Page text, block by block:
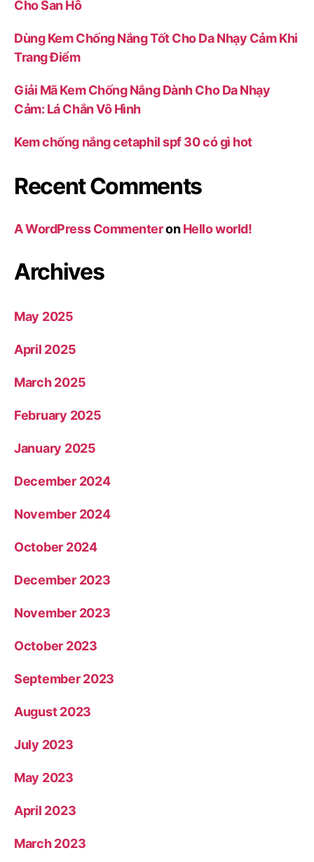
Cho San Hô
Dùng Kem Chống Nắng Tốt Cho Da Nhạy Cảm Khi
Trang Điểm
Giải Mã Kem Chống Nắng Dành Cho Da Nhạy
Cảm: Lá Chắn Vô Hình
Kem chống nắng cetaphil spf 30 có gì hot
Recent Comments
A WordPress CommenteronHello world!
Archives
May 2025
April 2025
March 2025
February 2025
January 2025
December 2024
November 2024
October 2024
December 2023
November 2023
October 2023
September 2023
August 2023
July 2023
May 2023
April 2023
March 2023